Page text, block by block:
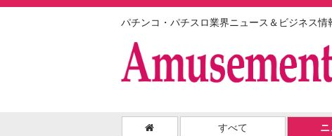
パチンコ・パチスロ業界ニュース＆ビジネス情
すべて